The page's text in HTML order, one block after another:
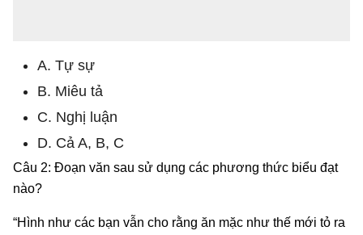
A. Tự sự
B. Miêu tả
C. Nghị luận
D. Cả A, B, C
Câu 2: Đoạn văn sau sử dụng các phương thức biểu đạt
nào?
“Hình như các bạn vẫn cho rằng ăn mặc như thế mới tỏ ra